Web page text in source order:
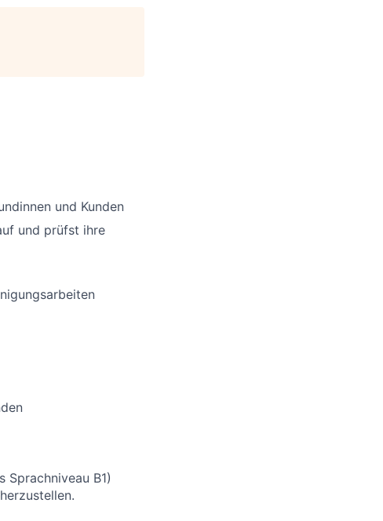
und Kunden
und prüfst ihre
Sprachniveau B1)